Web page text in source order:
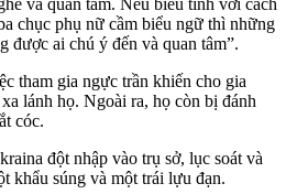
và quan tâm. Nếu biểu tình với cách
chục phụ nữ cầm biểu ngữ thì những
được ai chú ý đến và quan tâm”.
tham gia ngực trần khiến cho gia
lánh họ. Ngoài ra, họ còn bị đánh
cóc.
đột nhập vào trụ sở, lục soát và
khẩu súng và một trái lựu đạn.